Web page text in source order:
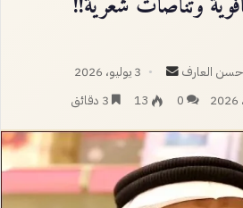
العارف
أرسل
بريدا
3 يوليو، 2026
0
13